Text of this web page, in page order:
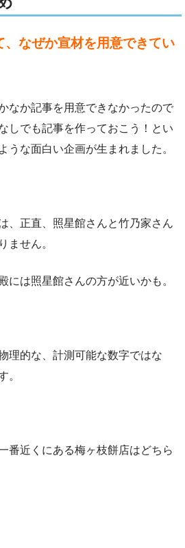
、なぜか宣材を用意できてい
なか記事を用意できなかったので
しでも記事を作っておこう！とい
うな面白い企画が生まれました。
、正直、照星館さんと竹乃家さん
ません。
には照星館さんの方が近いかも。
理的な、計測可能な数字ではな
。
番近くにある梅ヶ枝餅店はどちら